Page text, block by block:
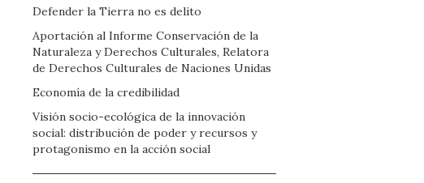
Defender la Tierra no es delito
Aportación al Informe Conservación de la
Naturaleza y Derechos Culturales, Relatora
de Derechos Culturales de Naciones Unidas
Economía de la credibilidad
Visión socio-ecológica de la innovación
social: distribución de poder y recursos y
protagonismo en la acción social